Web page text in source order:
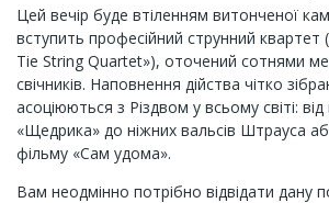
Цей вечір буде втіленням витонченої
вступить професійний струнний квартет
Tie String Quartet»), оточений сотнями
свічників. Наповнення дійства чітко
асоціюються з Різдвом у всьому світі:
«Щедрика» до ніжних вальсів Штрауса
фільму «Сам удома».
Вам неодмінно потрібно відвідати дану